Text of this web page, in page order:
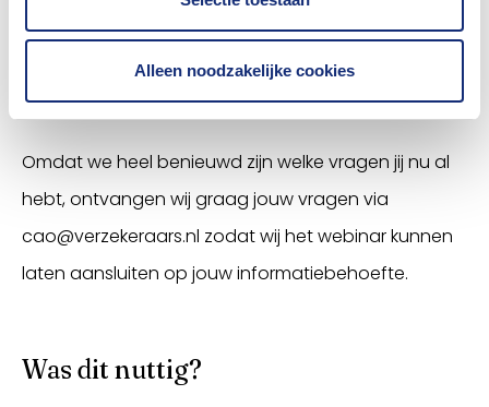
Alleen noodzakelijke cookies
Stuur vragen in
Omdat we heel benieuwd zijn welke vragen jij nu al
hebt, ontvangen wij graag jouw vragen via
cao@verzekeraars.nl zodat wij het webinar kunnen
laten aansluiten op jouw informatiebehoefte.
Was dit nuttig?